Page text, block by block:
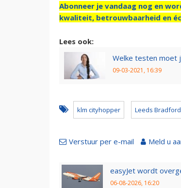
Abonneer je vandaag nog en
kwaliteit, betrouwbaarheid en
Lees ook:
Welke testen moet
09-03-2021, 16:39
klm cityhopper Leeds
Verstuur per e-mail Meld u
easyJet wordt
06-08-2026, 16:20